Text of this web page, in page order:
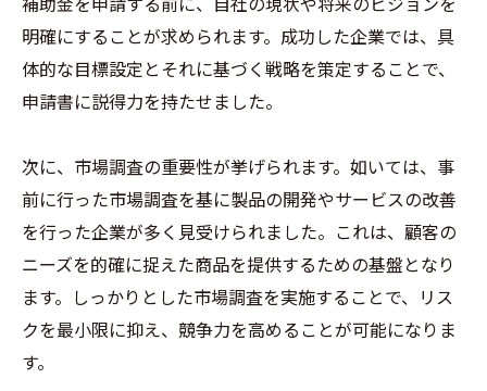
明確にすることが求められます。成功した企業では、具
体的な目標設定とそれに基づく戦略を策定することで、
申請書に説得力を持たせました。
次に、市場調査の重要性が挙げられます。如いては、事
前に行った市場調査を基に製品の開発やサービスの改善
を行った企業が多く見受けられました。これは、顧客の
ニーズを的確に捉えた商品を提供するための基盤となり
ます。しっかりとした市場調査を実施することで、リス
クを最小限に抑え、競争力を高めることが可能になりま
す。